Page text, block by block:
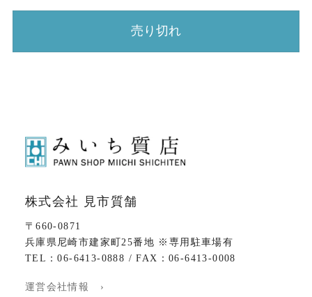
売り切れ
株式会社 見市質舗
〒660-0871
兵庫県尼崎市建家町25番地 ※専用駐車場有
TEL：06-6413-0888 / FAX：06-6413-0008
運営会社情報 ›